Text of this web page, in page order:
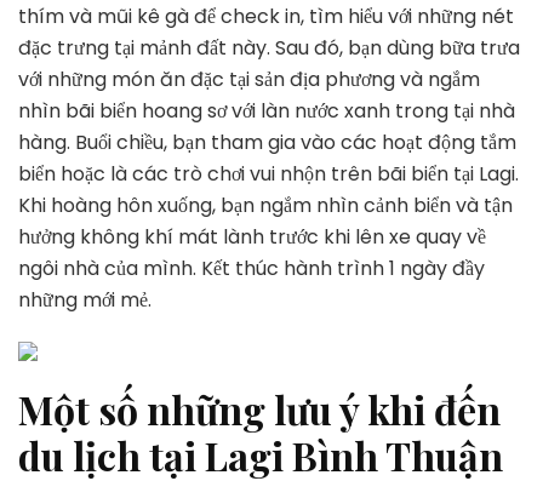
thím và mũi kê gà để check in, tìm hiểu với những nét
đặc trưng tại mảnh đất này. Sau đó, bạn dùng bữa trưa
với những món ăn đặc tại sản địa phương và ngắm
nhìn bãi biển hoang sơ với làn nước xanh trong tại nhà
hàng. Buổi chiều, bạn tham gia vào các hoạt động tắm
biển hoặc là các trò chơi vui nhộn trên bãi biển tại Lagi.
Khi hoàng hôn xuống, bạn ngắm nhìn cảnh biển và tận
hưởng không khí mát lành trước khi lên xe quay về
ngôi nhà của mình. Kết thúc hành trình 1 ngày đầy
những mới mẻ.
Một số những lưu ý khi đến
du lịch tại Lagi Bình Thuận